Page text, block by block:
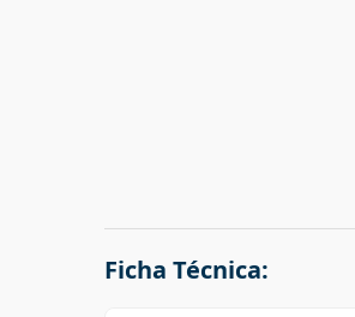
Ficha Técnica: